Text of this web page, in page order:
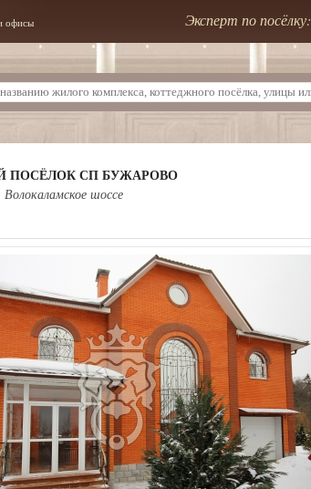
офисы Эксперт по посёлку:
ПОСЁЛОК СП БУЖАРОВО
шоссе